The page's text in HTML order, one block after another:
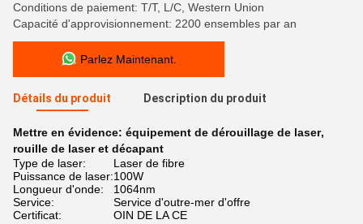
Conditions de paiement: T/T, L/C, Western Union
Capacité d'approvisionnement: 2200 ensembles par an
Parlez Maintenant.
Détails du produit Description du produit
Mettre en évidence: équipement de dérouillage de laser,
rouille de laser et décapant
Type de laser:
Laser de fibre
Puissance de laser:100W
Longueur d'onde:
1064nm
Service:
Service d'outre-mer d'offre
Certificat:
OIN DE LA CE